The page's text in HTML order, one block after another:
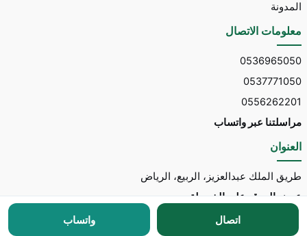
المدونة
معلومات الاتصال
0536965050
0537771050
0556262201
مراسلتنا عبر واتساب
العنوان
طريق الملك عبدالعزيز، الربيع، الرياض
عرض الموقع على الخريطة
مكتب توسط للاستقدام
اتصال واتساب